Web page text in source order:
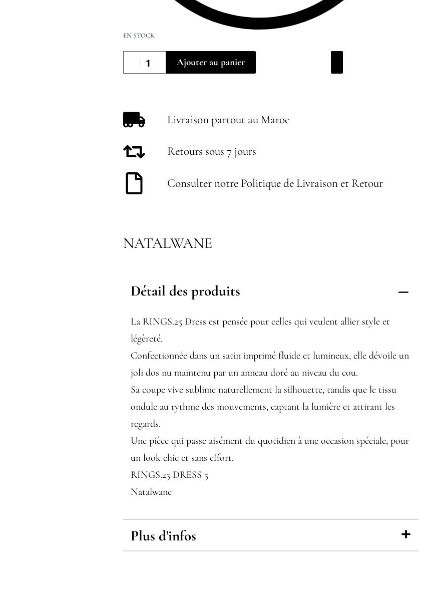
EN STOCK
Ajouter au panier
Livraison partout au Maroc
Retours sous 7 jours
Consulter notre Politique de Livraison et Retour
NATALWANE
Détail des produits
La RINGS.25 Dress est pensée pour celles qui veulent allier style et
légèreté.
Confectionnée dans un satin imprimé fluide et lumineux, elle dévoile un
joli dos nu maintenu par un anneau doré au niveau du cou.
Sa coupe vive sublime naturellement la silhouette, tandis que le tissu
ondule au rythme des mouvements, captant la lumière et attirant les
regards.
Une pièce qui passe aisément du quotidien à une occasion spéciale, pour
un look chic et sans effort.
RINGS.25 DRESS 5
Natalwane
Plus d'infos